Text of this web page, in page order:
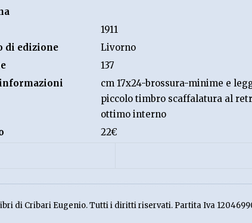
1911
di edizione
Livorno
137
cm 17x24-brossura-minime e
piccolo timbro scaffalatura al
ottimo interno
22€
di Cribari Eugenio. Tutti i diritti riservati. Partita Iva